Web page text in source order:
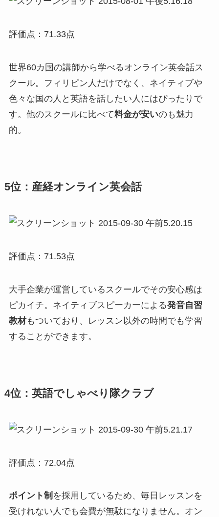
評価点：71.33点
世界60カ国の講師から学べるオンライン英会話ス
クール。フィリピン人だけでなく、ネイティブや
色々な国の人と英語を話したい人にはぴったりで
す。他のスクールに比べて料金が安いのも魅力
的。
5位：産経オンライン英会話
評価点：71.53点
大手企業が運営しているスクールでその安心感は
ピカイチ。ネイティブスピーカーによる発音自習
教材もついており、レッスン以外の時間でも学習
することができます。
4位：英語でしゃべり隊クラブ
評価点：72.04点
ポイント制 を採用しているため、毎日レッスンを
受けれない人でも会費が無駄になりません。オン